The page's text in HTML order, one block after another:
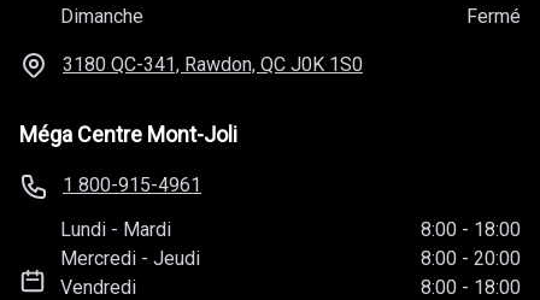
Dimanche
Fermé
3180 QC-341, Rawdon, QC J0K 1S0
Méga Centre Mont-Joli
1 800-915-4961
Lundi - Mardi 8:00 - 18:00
Mercredi -Jeudi 8:00 - 20:00
Vendredi
8:00 - 18:00